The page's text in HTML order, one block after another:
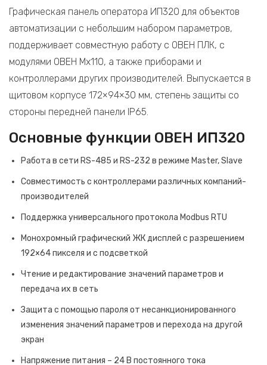
Графическая панель оператора ИП320 для объектов
автоматизации с небольшим набором параметров,
поддерживает совместную работу с ОВЕН ПЛК, с
модулями ОВЕН Mx110, а также приборами и
контроллерами других производителей. Выпускается в
щитовом корпусе 172×94×30 мм, степень защиты со
стороны передней панели IP65.
Основные функции ОВЕН ИП320
Работа в сети RS-485 и RS-232 в режиме Master, Slave
Совместимость с контроллерами различных компаний-
производителей
Поддержка универсального протокола Modbus RTU
Монохромный графический ЖК дисплей с разрешением
192×64 пикселя и с подсветкой
Чтение и редактирование значений параметров и
передача их в сеть
Защита с помощью пароля от несанкционированного
изменения значений параметров и перехода на другой
экран
Напряжение питания – 24 В постоянного тока